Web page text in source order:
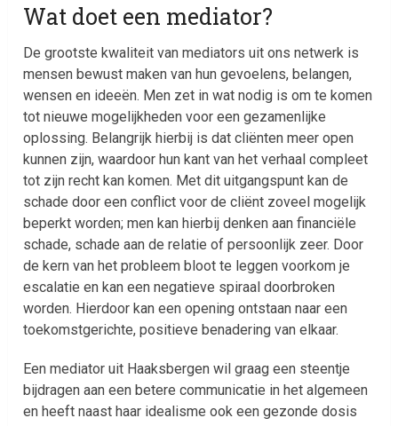
Wat doet een mediator?
De grootste kwaliteit van mediators uit ons netwerk is
mensen bewust maken van hun gevoelens, belangen,
wensen en ideeën. Men zet in wat nodig is om te komen
tot nieuwe mogelijkheden voor een gezamenlijke
oplossing. Belangrijk hierbij is dat cliënten meer open
kunnen zijn, waardoor hun kant van het verhaal compleet
tot zijn recht kan komen. Met dit uitgangspunt kan de
schade door een conflict voor de cliënt zoveel mogelijk
beperkt worden; men kan hierbij denken aan financiële
schade, schade aan de relatie of persoonlijk zeer. Door
de kern van het probleem bloot te leggen voorkom je
escalatie en kan een negatieve spiraal doorbroken
worden. Hierdoor kan een opening ontstaan naar een
toekomstgerichte, positieve benadering van elkaar.
Een mediator uit Haaksbergen wil graag een steentje
bijdragen aan een betere communicatie in het algemeen
en heeft naast haar idealisme ook een gezonde dosis